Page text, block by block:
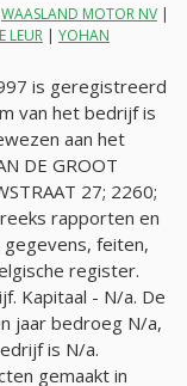
WAASLAND MOTOR NV |
LEUR | YOHAN
is geregistreerd
van het bedrijf is
aan het
DE GROOT
27; 2260;
rapporten en
feiten,
register.
Kapitaal - N/a. De
jaar bedroeg N/a,
is N/a.
gemaakt in